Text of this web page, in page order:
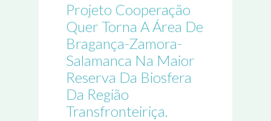
Projeto Cooperação
Quer Torna A Área De
Bragança-Zamora-
Salamanca Na Maior
Reserva Da Biosfera
Da Região
Transfronteiriça.